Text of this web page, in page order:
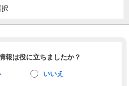
択
報は役に立ちましたか？
いいえ